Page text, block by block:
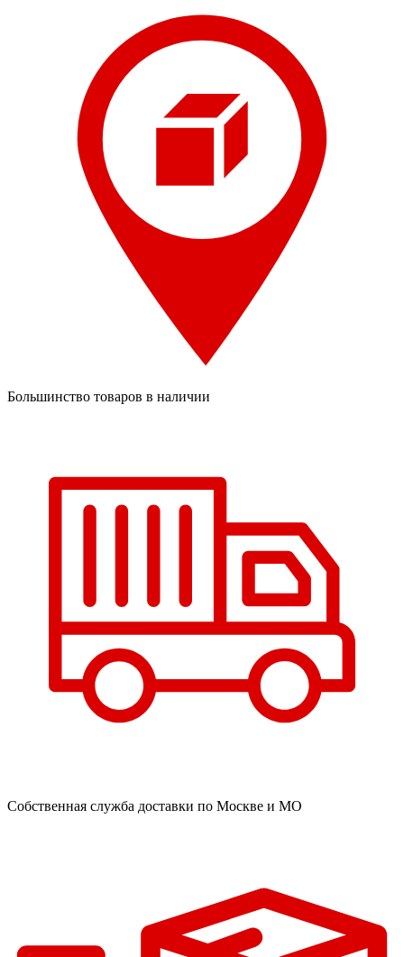
Большинство товаров в наличии
Собственная служба доставки по Москве и МО